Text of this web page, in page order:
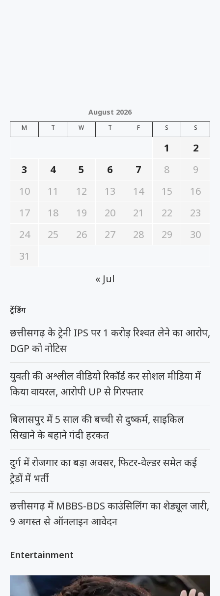
August 2026
M T W T F S S
1
2
3
4 5 6 7 8
9
10
11 12 13 14 15
16
17
18 19 20 21 22
23
24
25 26 27 28 29
30
31
« Jul
ट्रेंडिंग
छत्तीसगढ़ के ट्रेनी IPS पर 1 करोड़ रिश्वत लेने का आरोप,
DGP को नोटिस
युवती की अश्लील वीडियो रिकॉर्ड कर सोशल मीडिया में
किया वायरल, आरोपी UP से गिरफ्तार
बिलासपुर में 5 साल की बच्ची से दुष्कर्म, साइकिल
सिखाने के बहाने गंदी हरकत
दुर्ग में रोजगार का बड़ा अवसर, फिटर-वेल्डर समेत कई
ट्रेडों में भर्ती
छत्तीसगढ़ में MBBS-BDS काउंसिलिंग का शेड्यूल जारी,
9 अगस्त से ऑनलाइन आवेदन
Entertainment